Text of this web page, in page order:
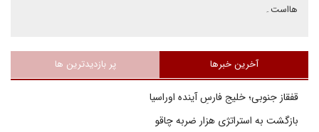
هااست۔
آخرین خبرها پر بازدیدترین ها
قفقاز جنوبی؛ خلیج فارسِ آینده اوراسیا
بازگشت به استراتژی هزار ضربه چاقو